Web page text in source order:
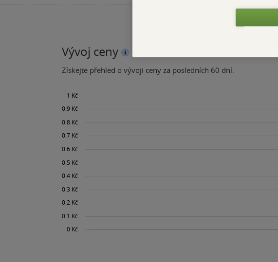
Vývoj ceny
Získejte přehled o vývoji ceny za posledních 60 dní.